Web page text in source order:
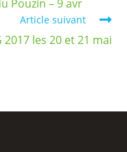
Pouzin – 9 avr
Article suivant
2017 les 20 et 21 mai